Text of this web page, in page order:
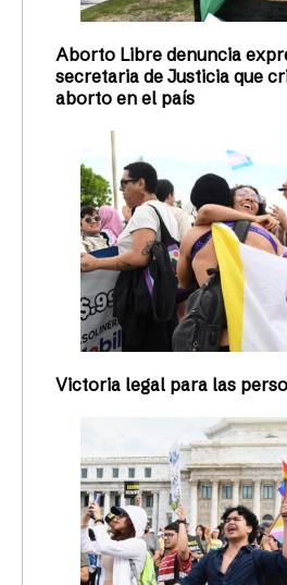
Aborto Libre denuncia
secretaria de Justicia que
aborto en el país
Victoria legal para las